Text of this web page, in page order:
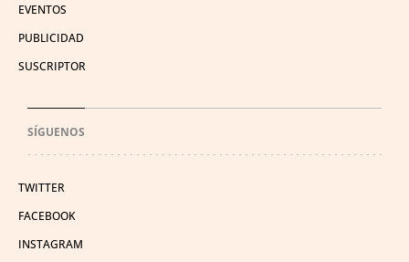
EVENTOS
PUBLICIDAD
SUSCRIPTOR
SÍGUENOS
TWITTER
FACEBOOK
INSTAGRAM